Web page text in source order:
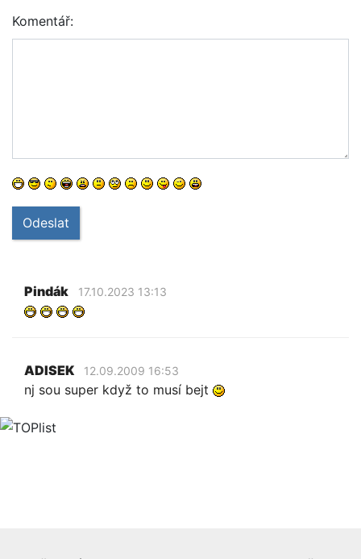
Komentář:
Odeslat
Pindák 17.10.2023 13:13
ADISEK 12.09.2009 16:53
nj sou super když to musí bejt